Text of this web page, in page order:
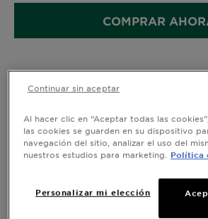
COMPRAR
Info Producto
CLOSE SUBPANEL
Ingredientes
CLOSE SUBPANEL
Al hacer clic en “Aceptar todas las
las cookies se guarden en su dispositivo
navegación del sitio, analizar el uso del
nuestros estudios para marketing. Política
Personalizar mi elección
Continuar sin aceptar